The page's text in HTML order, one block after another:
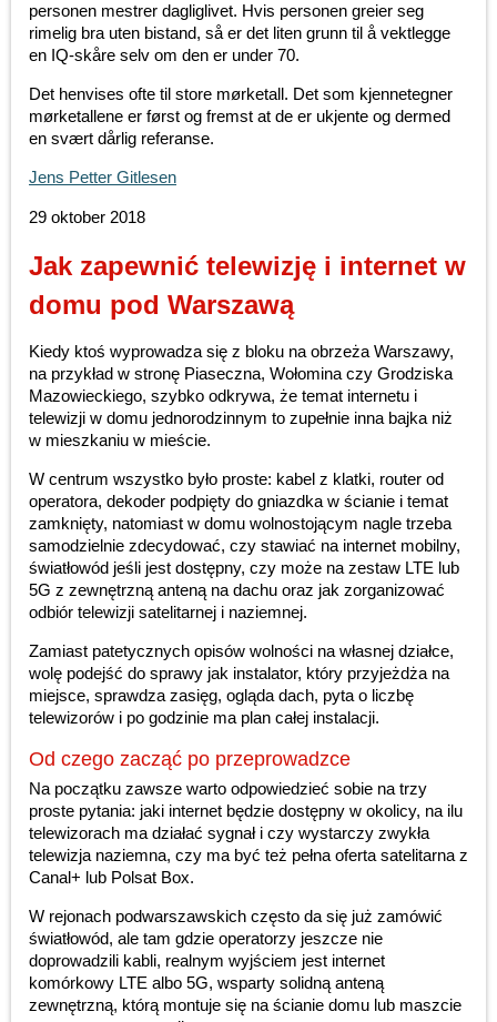
personen mestrer dagliglivet. Hvis personen greier seg
rimelig bra uten bistand, så er det liten grunn til å vektlegge
en IQ-skåre selv om den er under 70.
Det henvises ofte til store mørketall. Det som kjennetegner
mørketallene er først og fremst at de er ukjente og dermed
en svært dårlig referanse.
Jens Petter Gitlesen
29 oktober 2018
Jak zapewnić telewizję i internet w
domu pod Warszawą
Kiedy ktoś wyprowadza się z bloku na obrzeża Warszawy,
na przykład w stronę Piaseczna, Wołomina czy Grodziska
Mazowieckiego, szybko odkrywa, że temat internetu i
telewizji w domu jednorodzinnym to zupełnie inna bajka niż
w mieszkaniu w mieście.
W centrum wszystko było proste: kabel z klatki, router od
operatora, dekoder podpięty do gniazdka w ścianie i temat
zamknięty, natomiast w domu wolnostojącym nagle trzeba
samodzielnie zdecydować, czy stawiać na internet mobilny,
światłowód jeśli jest dostępny, czy może na zestaw LTE lub
5G z zewnętrzną anteną na dachu oraz jak zorganizować
odbiór telewizji satelitarnej i naziemnej.
Zamiast patetycznych opisów wolności na własnej działce,
wolę podejść do sprawy jak instalator, który przyjeżdża na
miejsce, sprawdza zasięg, ogląda dach, pyta o liczbę
telewizorów i po godzinie ma plan całej instalacji.
Od czego zacząć po przeprowadzce
Na początku zawsze warto odpowiedzieć sobie na trzy
proste pytania: jaki internet będzie dostępny w okolicy, na ilu
telewizorach ma działać sygnał i czy wystarczy zwykła
telewizja naziemna, czy ma być też pełna oferta satelitarna z
Canal+ lub Polsat Box.
W rejonach podwarszawskich często da się już zamówić
światłowód, ale tam gdzie operatorzy jeszcze nie
doprowadzili kabli, realnym wyjściem jest internet
komórkowy LTE albo 5G, wsparty solidną anteną
zewnętrzną, którą montuje się na ścianie domu lub maszcie